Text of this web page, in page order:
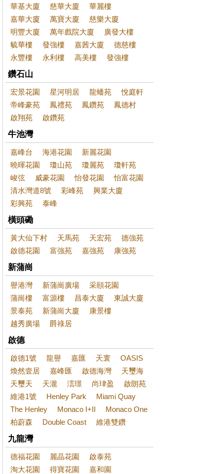
華基大廈
慈華大廈
華麗樓
嘉華大廈
萬寶大廈
慈樂大廈
明豐大廈
萬年戲院大廈
廣發大樓
毓華樓
發強樓 嘉茜大廈
德慈樓
永豐樓
永利樓 高美樓 發強樓
鑽石山
宏景花園 星河明居 龍蟠苑
悅庭軒
帝峰豪苑
鳳禮苑 鳳鑽苑
鳳德村
啟翔苑
啟鑽苑
牛池灣
嘉峰台 海港花園
新麗花園
曉暉花園
瓊山苑 瓊麗苑
瓊軒苑
峻弦
威豪花園 怡發花園
怡富花園
清水灣道8號
彩峰苑
興業大廈
彩興苑
泰峰
橫頭磡
黃大仙下村 天馬苑 天宏苑
德強苑
啟德花園
富強苑 嘉強苑 康強苑
新蒲崗
譽港灣 新蒲崗廣場
采頤花園
蒲崗樓
富源樓 昌泰大廈
東誠大廈
景泰苑
新蒲崗大廈
康景樓
越秀廣場
爵祿居
啟德
啟德1號 龍譽 嘉匯 天寰
OASIS
煥然壹居
嘉峰匯 啟德海灣
天璽海
天璽天
天瀧 澐璟 尚珒盈
啟朗苑
維港1號
Henley Park
Miami Quay
The Henley
Monaco I+II
Monaco One
柏蔚森
Double Coast 維港雙鑽
九龍灣
德福花園 麗晶花園
啟泰苑
淘大花園
得寶花園 嘉和園